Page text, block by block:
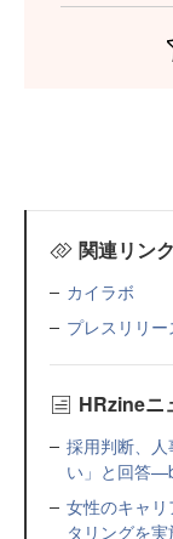
関連リンク
カイラボ
プレスリリー
HRzineニ
採用判断、
い」と回答
女性のキャ
タリングを